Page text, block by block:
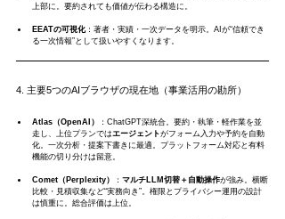
上部に。要約されても価値が伝わる構造に。
EEATの可視化：著者・実績・一次データを明示。AIが“信頼でき
る一次情報”として扱いやすくなります。
4. 主要5つのAIブラウザの現在地（事業活用の勘所）
Atlas（OpenAI）
：ChatGPT深統合。要約・執筆・軽作業を並
走し、上位プランでは エージェントがフォーム入力や予約を自動
化。一次分析・提案下書きに最適。プラットフォーム対応と有料
機能の切り分けは留意。
Comet（Perplexity） ： マルチLLM切替＋自動操作が強み。横断
比較・見積収集など“実務向き”。権限とプライバシー運用の設計
は慎重に。総合評価は上位。